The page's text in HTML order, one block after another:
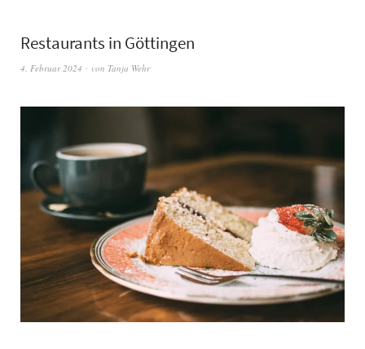
Restaurants in Göttingen
4. Februar 2024 von Tanja Wehr